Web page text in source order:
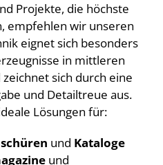
Projekte, die höchste
empfehlen wir unseren
eignet sich besonders
in mittleren
sich durch eine
und Detailtreue aus.
Lösungen für:
und Kataloge
und